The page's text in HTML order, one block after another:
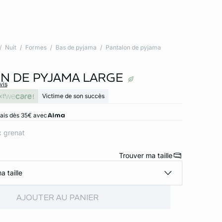
Nuit Formes Bas de pyjama Pantalon de pyjama
DE PYJAMA LARGE
Victime de son succès
dès 35€ avec
grenat
Trouver ma taille
taille
AJOUTER AU PANIER